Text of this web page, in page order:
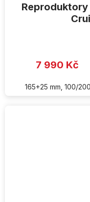
Reproduktory
7 990 Kč
165+25 mm, 100/